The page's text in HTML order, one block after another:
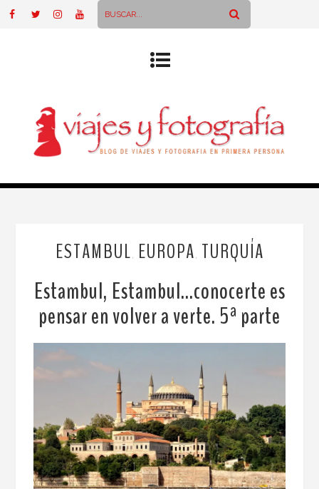
ESTAMBUL EUROPA TURQUÍA
Estambul, Estambul…conocerte es
pensar en volver a verte. 5ª parte